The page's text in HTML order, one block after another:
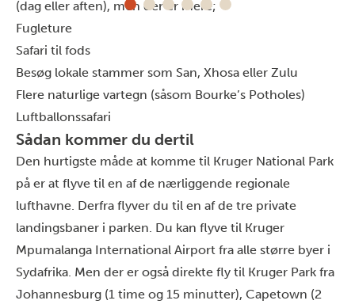
(dag eller aften), men der er mere;
Fugleture
Safari til fods
Besøg lokale stammer som San, Xhosa eller Zulu
Flere naturlige vartegn (såsom Bourke’s Potholes)
Luftballonssafari
Sådan kommer du dertil
Den hurtigste måde at komme til Kruger National Park
på er at flyve til en af de nærliggende regionale
lufthavne. Derfra flyver du til en af de tre private
landingsbaner i parken. Du kan flyve til Kruger
Mpumalanga International Airport fra alle større byer i
Sydafrika. Men der er også direkte fly til Kruger Park fra
Johannesburg (1 time og 15 minutter), Capetown (2